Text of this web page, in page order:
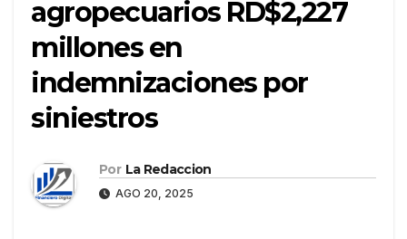
agropecuarios RD$2,227
millones en
indemnizaciones por
siniestros
Por La Redaccion
AGO 20, 2025